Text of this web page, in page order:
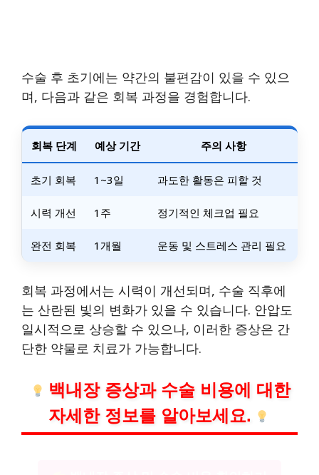
수술 후 초기에는 약간의 불편감이 있을 수 있으
며, 다음과 같은 회복 과정을 경험합니다.
회복 단계 예상 기간 주의 사항
초기 회복 1~3일 과도한 활동은 피할 것
시력 개선 1주 정기적인 체크업 필요
완전 회복 1개월 운동 및 스트레스 관리 필요
회복 과정에서는 시력이 개선되며, 수술 직후에
는 산란된 빛의 변화가 있을 수 있습니다. 안압도
일시적으로 상승할 수 있으나, 이러한 증상은 간
단한 약물로 치료가 가능합니다.
백내장 증상과 수술 비용에 대한
자세한 정보를 알아보세요.